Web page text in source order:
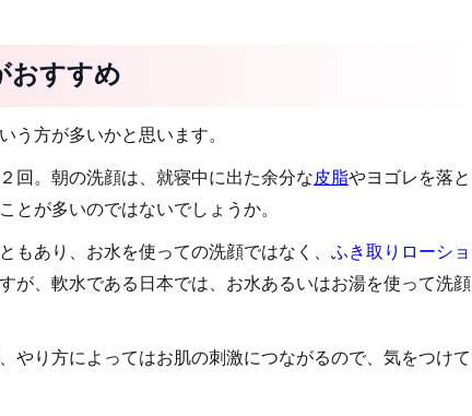
おすすめ
う方が多いかと思います。
回。朝の洗顔は、就寝中に出た余分な皮脂やヨゴレを落と
とが多いのではないでしょうか。
もあり、お水を使っての洗顔ではなく、 ふき取りローショ
が、軟水である日本では、お水あるいはお湯を使って洗顔
やり方によってはお肌の刺激につながるので、気をつけて